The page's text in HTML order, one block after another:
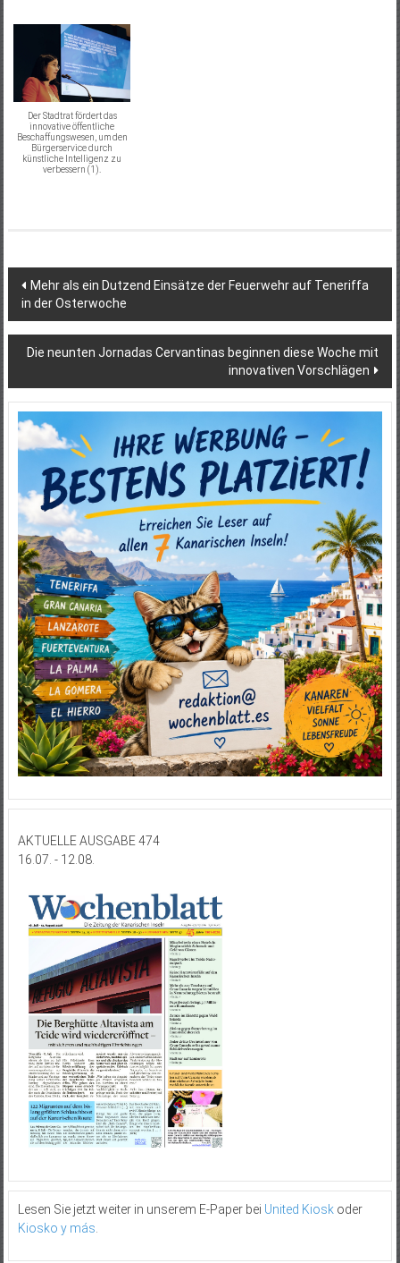
Der Stadtrat fördert das
innovative öffentliche
Beschaffungswesen, um den
Bürgerservice durch
künstliche Intelligenz zu
verbessern (1).
Beitragsnavigation
Mehr als ein Dutzend Einsätze der Feuerwehr auf Teneriffa
in der Osterwoche
Die neunten Jornadas Cervantinas beginnen diese Woche mit
innovativen Vorschlägen
AKTUELLE AUSGABE 474
16.07. - 12.08.
Lesen Sie jetzt weiter in unserem E-Paper bei United Kioskoder
Kiosko y más